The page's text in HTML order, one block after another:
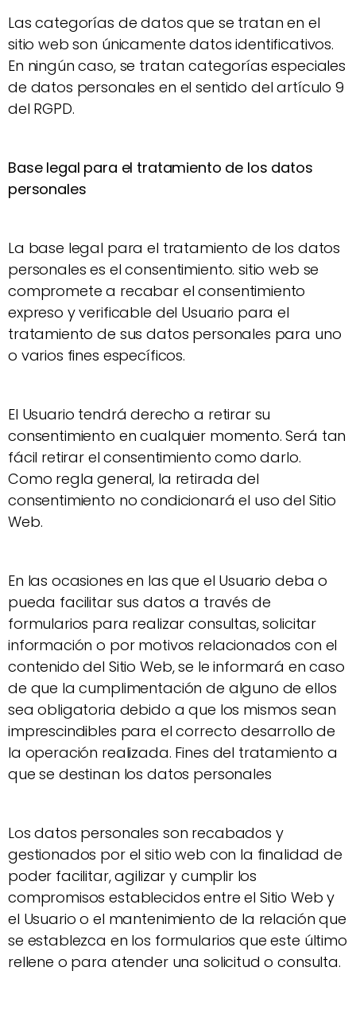
Las categorías de datos que se tratan en el
sitio web son únicamente datos identificativos.
En ningún caso, se tratan categorías especiales
de datos personales en el sentido del artículo 9
del RGPD.
Base legal para el tratamiento de los datos
personales
La base legal para el tratamiento de los datos
personales es el consentimiento. sitio web se
compromete a recabar el consentimiento
expreso y verificable del Usuario para el
tratamiento de sus datos personales para uno
o varios fines específicos.
El Usuario tendrá derecho a retirar su
consentimiento en cualquier momento. Será tan
fácil retirar el consentimiento como darlo.
Como regla general, la retirada del
consentimiento no condicionará el uso del Sitio
Web.
En las ocasiones en las que el Usuario deba o
pueda facilitar sus datos a través de
formularios para realizar consultas, solicitar
información o por motivos relacionados con el
contenido del Sitio Web, se le informará en caso
de que la cumplimentación de alguno de ellos
sea obligatoria debido a que los mismos sean
imprescindibles para el correcto desarrollo de
la operación realizada. Fines del tratamiento a
que se destinan los datos personales
Los datos personales son recabados y
gestionados por el sitio web con la finalidad de
poder facilitar, agilizar y cumplir los
compromisos establecidos entre el Sitio Web y
el Usuario o el mantenimiento de la relación que
se establezca en los formularios que este último
rellene o para atender una solicitud o consulta.